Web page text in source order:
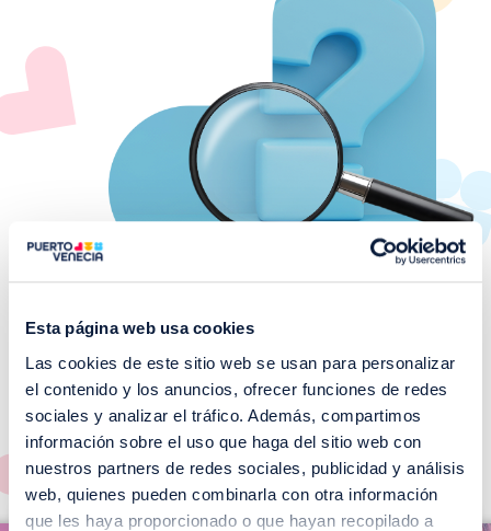
Esta página web usa cookies
Las cookies de este sitio web se usan para personalizar
el contenido y los anuncios, ofrecer funciones de redes
sociales y analizar el tráfico. Además, compartimos
información sobre el uso que haga del sitio web con
nuestros partners de redes sociales, publicidad y análisis
web, quienes pueden combinarla con otra información
que les haya proporcionado o que hayan recopilado a
¡No te pierdas nuestros
EVENTOS!
Ver todos >